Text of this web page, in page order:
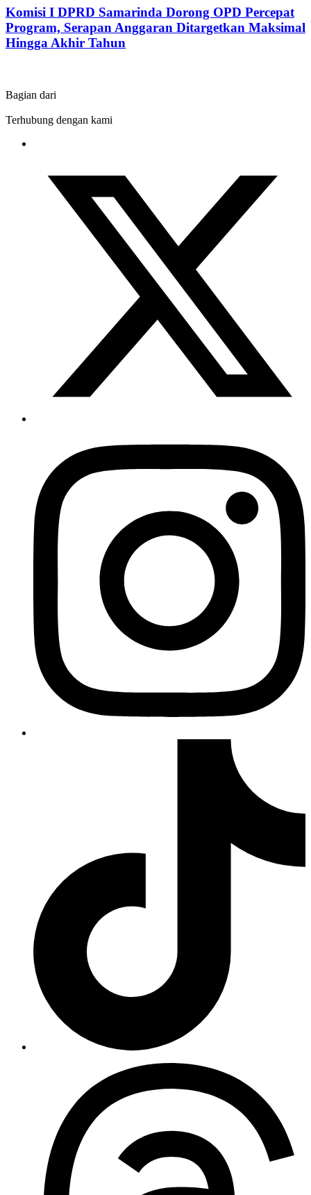
Komisi I DPRD Samarinda Dorong OPD Percepat
Program, Serapan Anggaran Ditargetkan Maksimal
Hingga Akhir Tahun
Bagian dari
Terhubung dengan kami